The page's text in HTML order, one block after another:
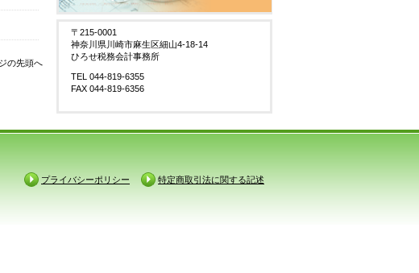
の先頭へ
〒215-0001
神奈川県川崎市麻生区細山4-18-14
ひろせ税務会計事務所
TEL 044-819-6355
FAX 044-819-6356
プライバシーポリシー 特定商取引法に関する記述